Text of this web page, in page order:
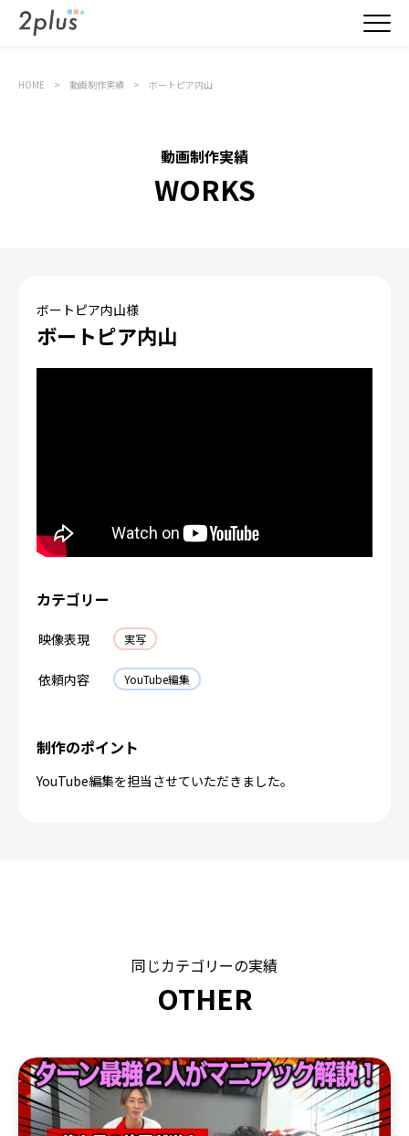
HOME 動画制作実績 ボートピア内山
動画制作実績
WORKS
ボートピア内山様
ボートピア内山
カテゴリー
映像表現 実写
依頼内容 YouTube編集
制作のポイント
YouTube編集を担当させていただきました。
同じカテゴリーの実績
OTHER